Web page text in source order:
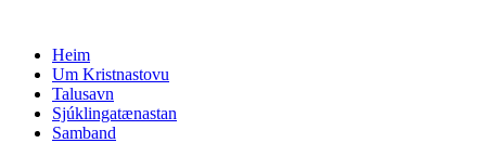
contentHeim
Um Kristnastovu
Talusavn
Sjúklingatænastan
Samband